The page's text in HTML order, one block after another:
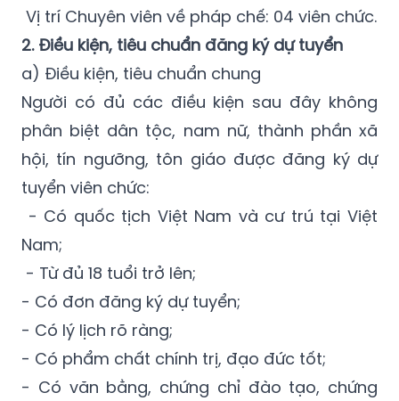
Vị trí Chuyên viên về pháp chế: 04 viên chức.
2. Điều kiện, tiêu chuẩn đăng ký dự tuyển
a) Điều kiện, tiêu chuẩn chung
Người có đủ các điều kiện sau đây không
phân biệt dân tộc, nam nữ, thành phần xã
hội, tín ngưỡng, tôn giáo được đăng ký dự
tuyển viên chức:
- Có quốc tịch Việt Nam và cư trú tại Việt
Nam;
- Từ đủ 18 tuổi trở lên;
- Có đơn đăng ký dự tuyển;
- Có lý lịch rõ ràng;
- Có phẩm chất chính trị, đạo đức tốt;
- Có văn bằng, chứng chỉ đào tạo, chứng